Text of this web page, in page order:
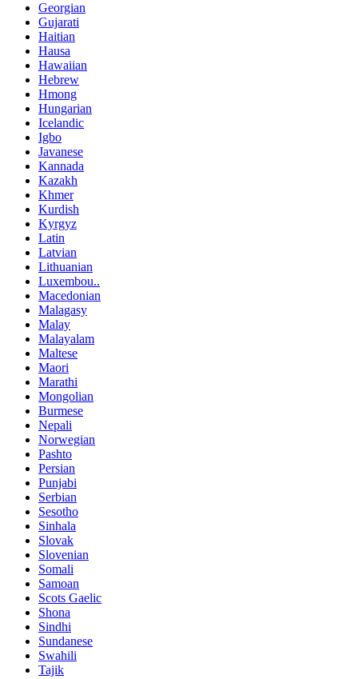
Georgian
Gujarati
Haitian
Hausa
Hawaiian
Hebrew
Hmong
Hungarian
Icelandic
Igbo
Javanese
Kannada
Kazakh
Khmer
Kurdish
Kyrgyz
Latin
Latvian
Lithuanian
Luxembou..
Macedonian
Malagasy
Malay
Malayalam
Maltese
Maori
Marathi
Mongolian
Burmese
Nepali
Norwegian
Pashto
Persian
Punjabi
Serbian
Sesotho
Sinhala
Slovak
Slovenian
Somali
Samoan
Scots Gaelic
Shona
Sindhi
Sundanese
Swahili
Tajik